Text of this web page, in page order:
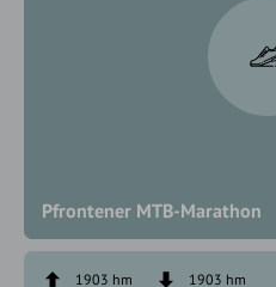
Pfrontener MTB-Marathon
1903 hm
1903 hm